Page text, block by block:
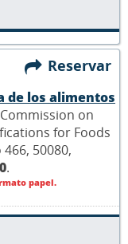
Reservar
de los alimentos
on
for Foods
50080,
.
papel.